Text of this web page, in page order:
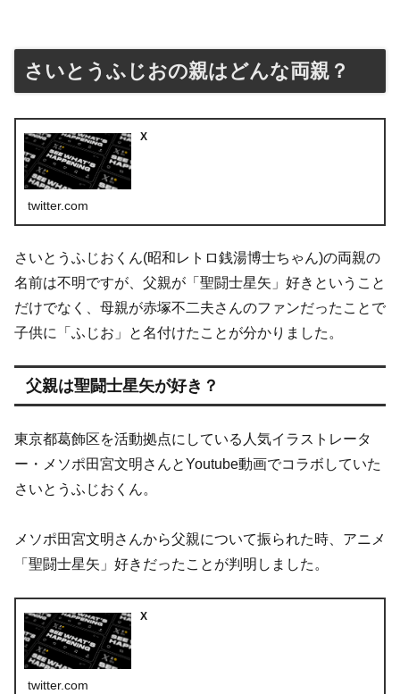
さいとうふじおの親はどんな両親？
X
twitter.com
さいとうふじおくん(昭和レトロ銭湯博士ちゃん)の両親の
名前は不明ですが、父親が「聖闘士星矢」好きということ
だけでなく、母親が赤塚不二夫さんのファンだったことで
子供に「ふじお」と名付けたことが分かりました。
父親は聖闘士星矢が好き？
東京都葛飾区を活動拠点にしている人気イラストレータ
ー・メソポ田宮文明さんとYoutube動画でコラボしていた
さいとうふじおくん。
メソポ田宮文明さんから父親について振られた時、アニメ
「聖闘士星矢」好きだったことが判明しました。
X
twitter.com